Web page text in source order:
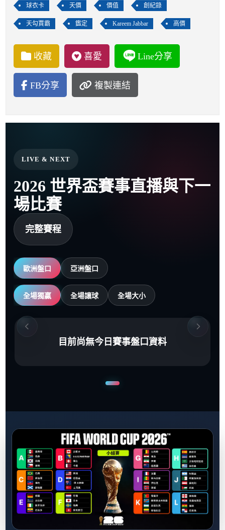
球衣卡 天價 價值 創紀錄
天勾賈霸 鑑定 Kareem Jabbar 高價
收藏 喜愛 Line分享
FB分享 複製連結
LIVE & NEXT
2026 世界盃賽事直播與下一
場比賽
完整賽程
歐洲盤口 亞洲盤口
全場獨贏 全場讓球 全場大小
目前尚無今日賽事盤口資料